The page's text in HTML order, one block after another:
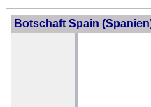
Botschaft Spain